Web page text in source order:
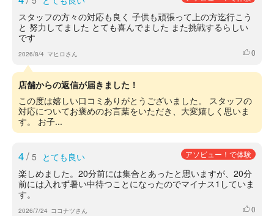
スタッフの方々の対応も良く 子供も頑張って上の方迄行こう
と 努力してました とても喜んでました また挑戦するらしい
です
2026/8/4 マヒロさん いいね
0
店舗からの返信が届きました！
この度は嬉しい口コミありがとうございました。 スタッフの
対応についてお褒めのお言葉をいただき、大変嬉しく思いま
す。 お子...
4/ 5 とても良い アソビュー！で体験
楽しめました。20分前には集合とあったと思いますが、20分
前には入れず暑い中待つことになったのでマイナス1していま
す。
2026/7/24 ココナツさん いいね
0